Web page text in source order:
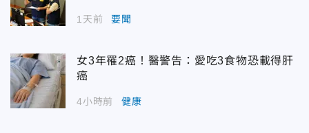
1天前 要聞
女3年罹2癌！醫警告：愛吃3食物恐載得肝
癌
4小時前 健康